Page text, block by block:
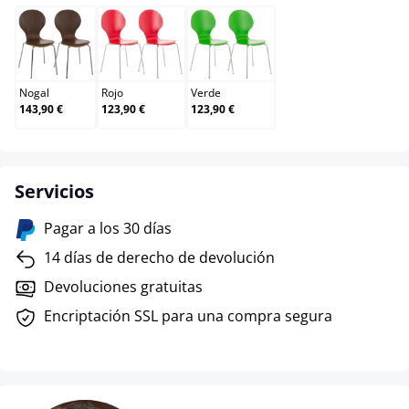
Nogal
Nogal
143,90 €
Rojo
Rojo
123,90 €
Verde
Verde
123,90 €
Servicios
Pagar a los 30 días
14 días de derecho de devolución
Devoluciones gratuitas
Encriptación SSL para una compra segura